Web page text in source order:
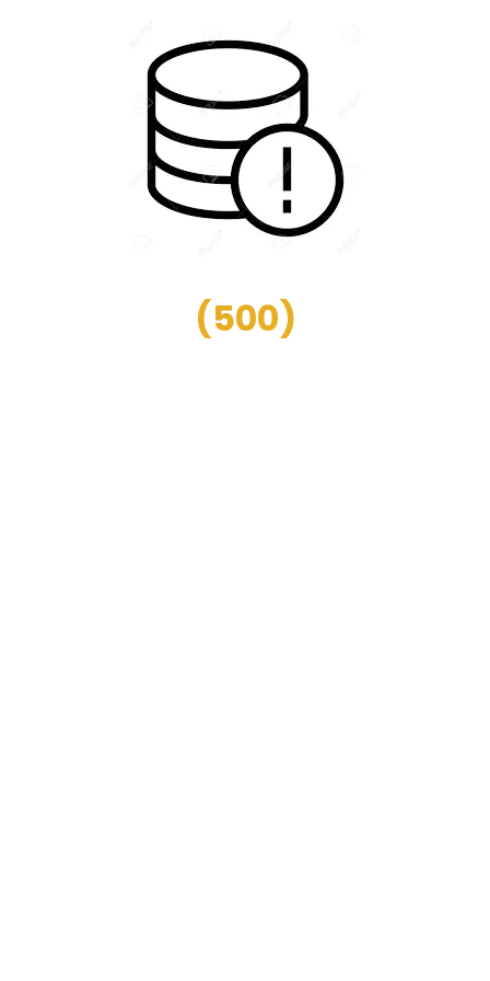
(500)